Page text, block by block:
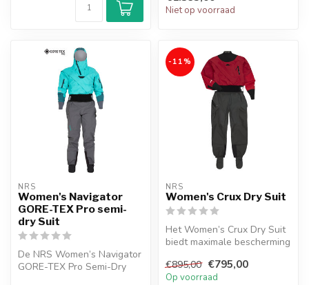
Niet op voorraad
NRS
Women's Navigator
GORE-TEX Pro semi-
dry Suit
De NRS Women’s Navigator
GORE-TEX Pro Semi-Dry
-11%
NRS
Women's Crux Dry Suit
Het Women’s Crux Dry Suit
biedt maximale bescherming
dankzi...
€895,00 €795,00
Op voorraad